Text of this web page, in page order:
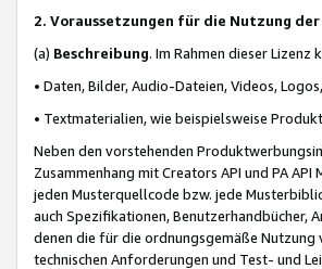
2. Voraussetzungen für die Nutzung der
(a) Beschreibung. Im Rahmen dieser
• Daten, Bilder, Audio-Dateien, Videos,
• Textmaterialien, wie beispielsweise
Neben den vorstehenden
Zusammenhang mit Creators API und PA
jeden Musterquellcode bzw. jede
auch Spezifikationen, Benutzerhandbücher,
denen die für die ordnungsgemäße Nutzung
technischen Anforderungen und Test- und